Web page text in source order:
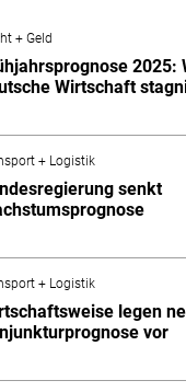
+ Geld
2025:
Wirtschaft
+ Logistik
senkt
+ Logistik
legen
vor